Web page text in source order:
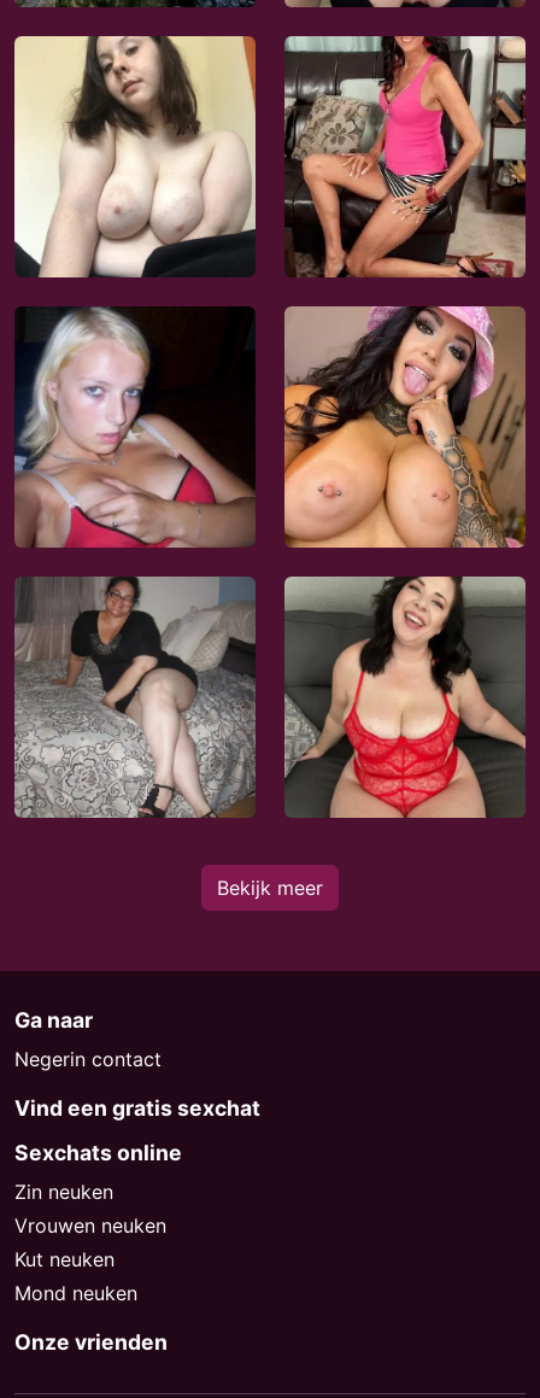
Bekijk meer
Ga naar
Negerin contact
Vind een gratis sexchat
Sexchats online
Zin neuken
Vrouwen neuken
Kut neuken
Mond neuken
Onze vrienden